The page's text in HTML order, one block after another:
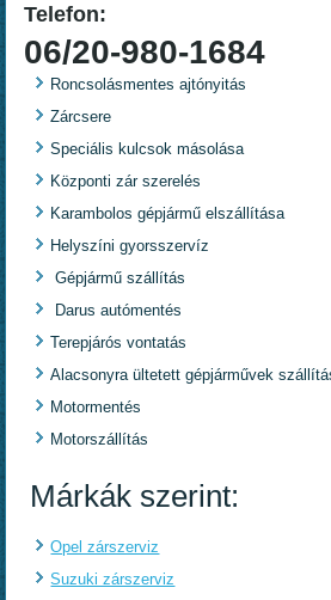
Telefon:
06/20-980-1684
Roncsolásmentes ajtónyitás
Zárcsere
Speciális kulcsok másolása
Központi zár szerelés
Karambolos gépjármű elszállítása
Helyszíni gyorsszervíz
Gépjármű szállítás
Darus autómentés
Terepjárós vontatás
Alacsonyra ültetett gépjárművek
Motormentés
Motorszállítás
Márkák szerint:
Opel zárszerviz
Suzuki zárszerviz